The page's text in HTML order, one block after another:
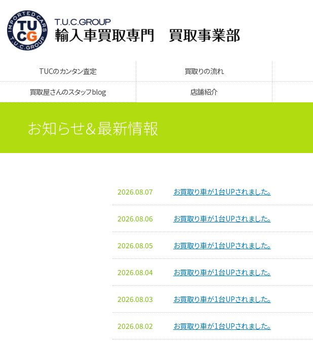
TUCのカンタン査定 買取りの流れ
買取屋さんのスタッフblog 店舗紹介
お知らせ＆最新情報
2026.08.07 お買取り車が1台UPされました。
2026.08.06 お買取り車が1台UPされました。
2026.08.05 お買取り車が1台UPされました。
2026.08.04 お買取り車が1台UPされました。
2026.08.03 お買取り車が1台UPされました。
2026.08.02 お買取り車が1台UPされました。